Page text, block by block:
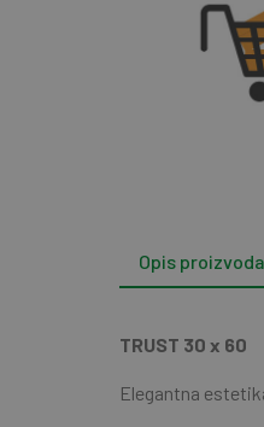
Opis proizvoda
TRUST 30 x 60
Elegantna